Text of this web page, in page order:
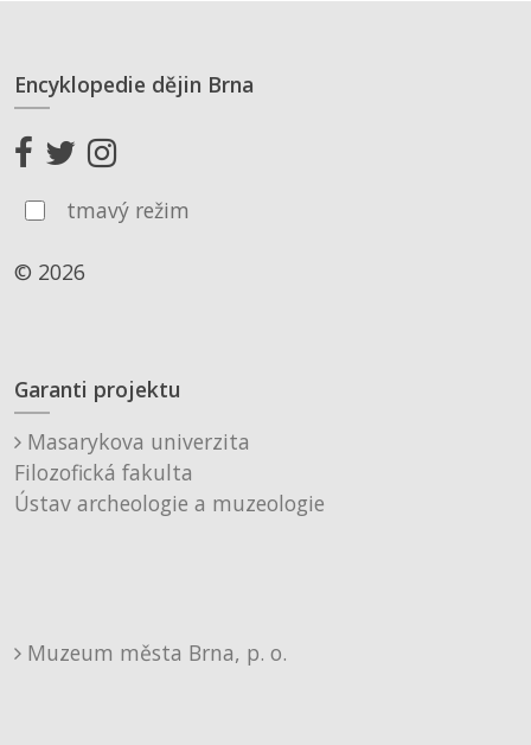
Encyklopedie dějin Brna
tmavý režim
© 2026
Garanti projektu
Masarykova univerzita
Filozofická fakulta
Ústav archeologie a muzeologie
Muzeum města Brna, p. o.